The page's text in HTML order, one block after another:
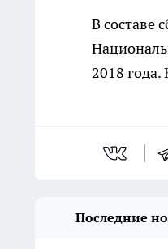
В составе
2018 года.
Последние